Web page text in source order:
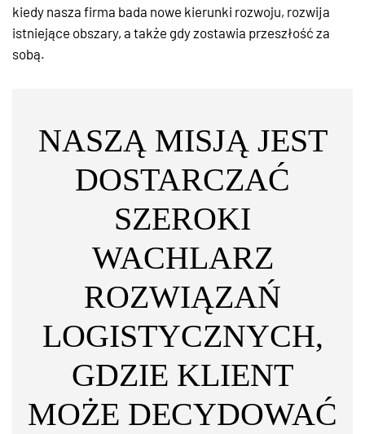
kiedy nasza firma bada nowe kierunki rozwoju, rozwija
istniejące obszary, a także gdy zostawia przeszłość za
sobą.
NASZĄ MISJĄ JEST
DOSTARCZAĆ
SZEROKI
WACHLARZ
ROZWIĄZAŃ
LOGISTYCZNYCH,
GDZIE KLIENT
MOŻE DECYDOWAĆ